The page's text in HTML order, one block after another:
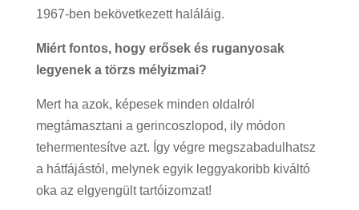
1967-ben bekövetkezett haláláig.
Miért fontos, hogy erősek és ruganyosak
legyenek a törzs mélyizmai?
Mert ha azok, képesek minden oldalról
megtámasztani a gerincoszlopod, ily módon
tehermentesítve azt. Így végre megszabadulhatsz
a hátfájástól, melynek egyik leggyakoribb kiváltó
oka az elgyengült tartóizomzat!